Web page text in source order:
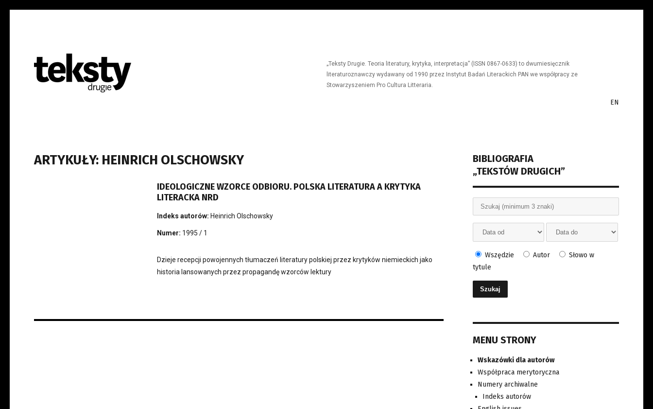
„Teksty Drugie. Teoria literatury, krytyka, interpretacja” (ISSN 0867-0633) to dwumiesięcznik
literaturoznawczy wydawany od 1990 przez Instytut Badań Literackich PAN we współpracy ze
Stowarzyszeniem Pro Cultura Litteraria.
EN
ARTYKUŁY: HEINRICH OLSCHOWSKY
IDEOLOGICZNE WZORCE ODBIORU. POLSKA LITERATURA A KRYTYKA
LITERACKA NRD
Indeks autorów: Heinrich Olschowsky
Numer: 1995 / 1
Dzieje recepcji powojennych tłumaczeń literatury polskiej przez krytyków niemieckich jako
historia lansowanych przez propagandę wzorców lektury
BIBLIOGRAFIA
„TEKSTÓW DRUGICH”
Wszędzie Autor
Słowo w
tytule
MENU STRONY
Wskazówki dla autorów
Współpraca merytoryczna
Numery archiwalne
Indeks autorów